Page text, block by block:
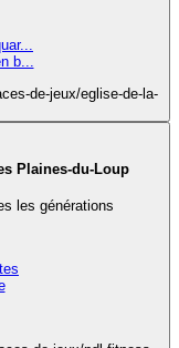
b...
de-jeux/eglise-de-la-
Plaines-du-Loup
les générations